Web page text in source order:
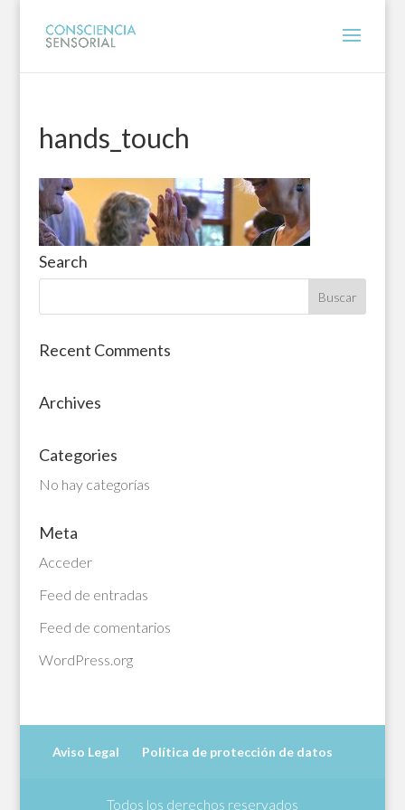
hands_touch
Search
Recent Comments
Archives
Categories
No hay categorías
Meta
Acceder
Feed de entradas
Feed de comentarios
WordPress.org
Aviso Legal Política de protección de datos
Todos los derechos reservados